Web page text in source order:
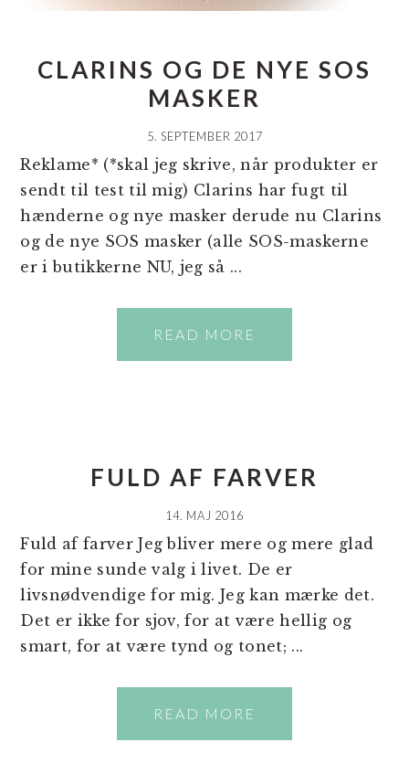
CLARINS OG DE NYE SOS
MASKER
5. SEPTEMBER 2017
Reklame* (*skal jeg skrive, når produkter er
sendt til test til mig) Clarins har fugt til
hænderne og nye masker derude nu Clarins
og de nye SOS masker (alle SOS-maskerne
er i butikkerne NU, jeg så ...
READ MORE
FULD AF FARVER
14. MAJ 2016
Fuld af farver Jeg bliver mere og mere glad
for mine sunde valg i livet. De er
livsnødvendige for mig. Jeg kan mærke det.
Det er ikke for sjov, for at være hellig og
smart, for at være tynd og tonet; ...
READ MORE